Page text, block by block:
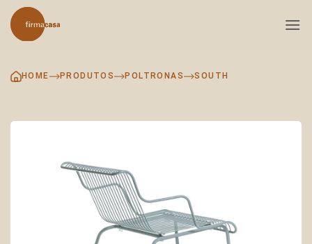
Skip
to
content
HOME PRODUTOS POLTRONAS SOUTH